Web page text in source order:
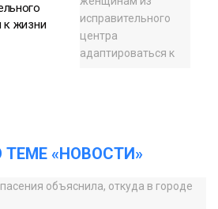
к жизни
«НОВОСТИ»